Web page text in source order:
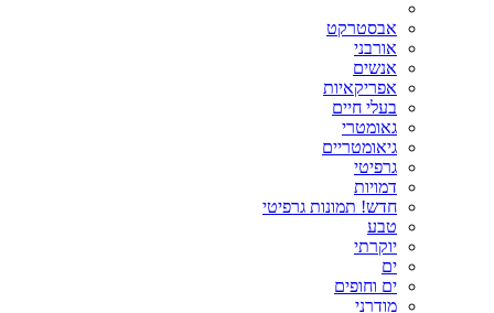
אבסטרקט
אורבני
אנשים
אפריקאיות
בעלי חיים
גאומטרי
גיאומטריים
גרפיטי
דמויות
חדש! תמונות גרפיטי
טבע
יוקרתי
ים
ים וחופים
מודרני